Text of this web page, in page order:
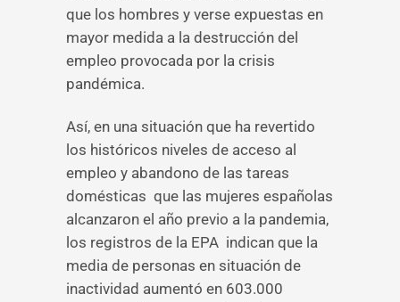
que los hombres y verse expuestas en
mayor medida a la destrucción del
empleo provocada por la crisis
pandémica.
Así, en una situación que ha revertido
los históricos niveles de acceso al
empleo y abandono de las tareas
domésticas que las mujeres españolas
alcanzaron el año previo a la pandemia,
los registros de la EPA indican que la
media de personas en situación de
inactividad aumentó en 603.000